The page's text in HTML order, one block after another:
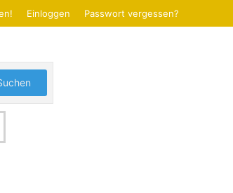
Einloggen Passwort vergessen?